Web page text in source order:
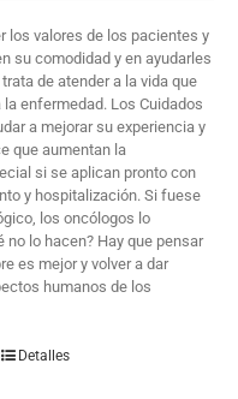
los valores de los pacientes y
su comodidad y en ayudarles
de atender a la vida que
enfermedad. Los Cuidados
a mejorar su experiencia y
que aumentan la
si se aplican pronto con
y hospitalización. Si fuese
los oncólogos lo
no lo hacen? Hay que pensar
es mejor y volver a dar
humanos de los
Detalles